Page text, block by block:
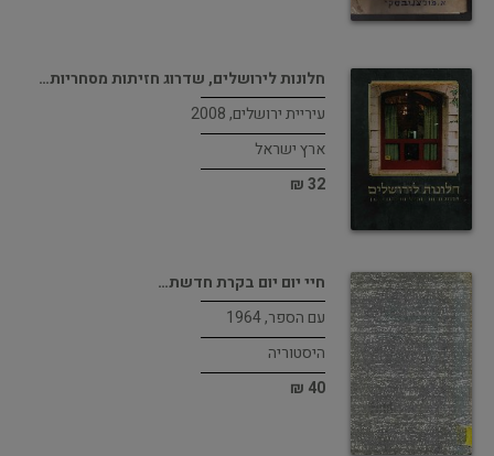
חלונות לירושלים, שדרוג חזיתות מסחריות…
עיריית ירושלים, 2008
ארץ ישראל
32 ₪
חיי יום יום בקרת חדשת…
עם הספר, 1964
היסטוריה
40 ₪